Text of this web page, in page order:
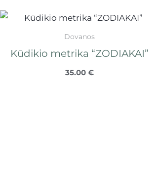
Dovanos
Kūdikio metrika “ZODIAKAI”
35.00 €